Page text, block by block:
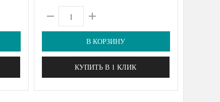
В КОРЗИНУ
КУПИТЬ В 1 КЛИК